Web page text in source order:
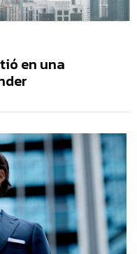
en una